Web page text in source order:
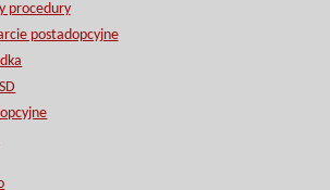
procedury
postadopcyjne